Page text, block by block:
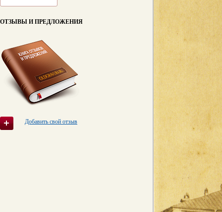
ОТЗЫВЫ И ПРЕДЛОЖЕНИЯ
Добавить свой отзыв